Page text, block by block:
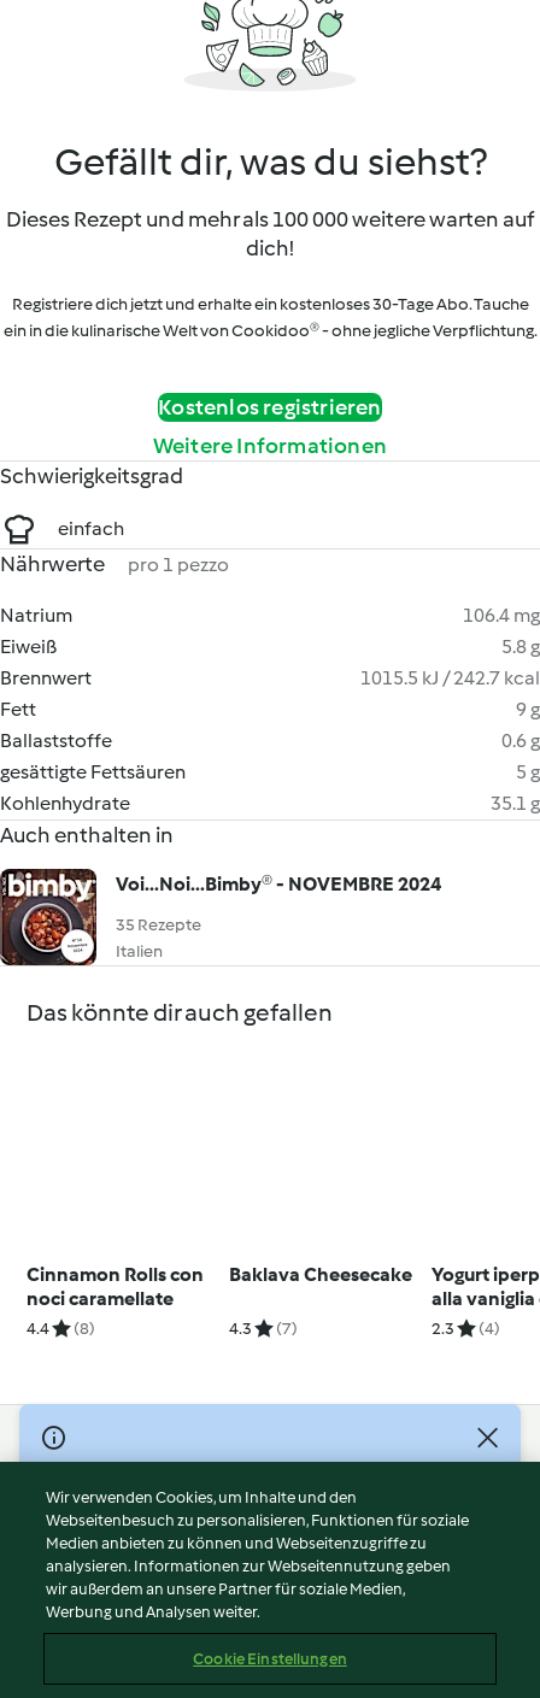
Gefällt dir, was du siehst?
Dieses Rezept und mehr als 100 000 weitere warten auf
dich!
Registriere dich jetzt und erhalte ein kostenloses 30-Tage Abo. Tauche
ein in die kulinarische Welt von Cookidoo® - ohne jegliche Verpflichtung.
Kostenlos registrieren
Weitere Informationen
Schwierigkeitsgrad
einfach
Nährwerte pro 1 pezzo
Natrium
106.4 mg
Eiweiß
5.8 g
Brennwert
1015.5 kJ / 242.7 kcal
Fett
9 g
Ballaststoffe
0.6 g
gesättigte Fettsäuren
5 g
Kohlenhydrate
35.1 g
Auch enthalten in
Voi...Noi...Bimby® - NOVEMBRE 2024
35 Rezepte
Italien
Das könnte dir auch gefallen
Cinnamon Rolls con
noci caramellate
4.4 (8)
Baklava Cheesecake
4.3 (7)
Yogurt
alla vaniglia
di chia
2.3 (4)
© Copyright 2026
Nutzungsbedingungen
Datenschutzrichtlinien
Disclaimer
Impressum
Cookies
Abo kündigen
Wir verwenden Cookies, um Inhalte und den
Webseitenbesuch zu personalisieren, Funktionen für soziale
Medien anbieten zu können und Webseitenzugriffe zu
analysieren. Informationen zur Webseitennutzung geben
wir außerdem an unsere Partner für soziale Medien,
Werbung und Analysen weiter.
Cookie Einstellungen